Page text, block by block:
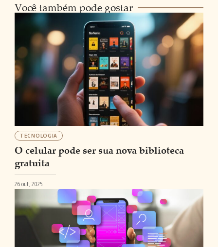
Você também pode gostar
TECNOLOGIA
O celular pode ser sua nova biblioteca
gratuita
26 out, 2025